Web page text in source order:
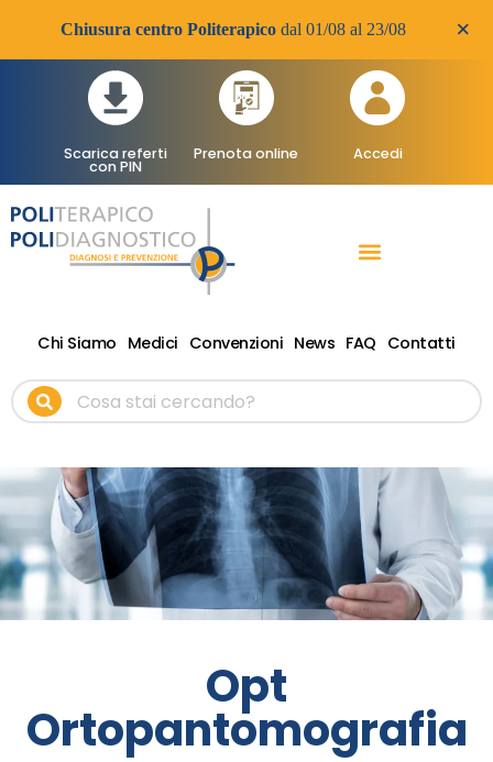
Chiusura centro Politerapicodal 01/08 al 23/08 ×
Scarica referti
con PIN
Prenota online Accedi
Chi Siamo Medici Convenzioni News FAQ Contatti
Opt
Ortopantomografia